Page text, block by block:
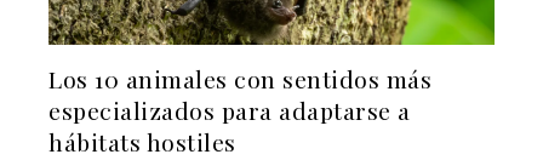
Los 10 animales con sentidos más
especializados para adaptarse a
hábitats hostiles